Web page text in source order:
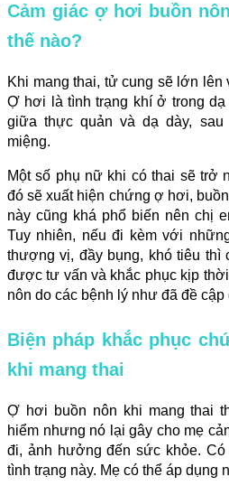
Cảm giác ợ hơi buồn
thế nào?
Khi mang thai, tử cung sẽ lớn lên
Ợ hơi là tình trạng khí ở trong
giữa thực quản và dạ dày,
miệng.
Một số phụ nữ khi có thai sẽ trở
đó sẽ xuất hiện chứng ợ hơi,
này cũng khá phổ biến nên chị
Tuy nhiên, nếu đi kèm với
thượng vị, đầy bụng, khó tiêu thì
được tư vấn và khắc phục kịp
nôn do các bệnh lý như đã đề cập
Biện pháp khắc phục
khi mang thai
Ợ hơi buồn nôn khi mang thai
hiểm nhưng nó lại gây cho mẹ
đi, ảnh hưởng đến sức khỏe.
tình trạng này. Mẹ có thể áp dụng